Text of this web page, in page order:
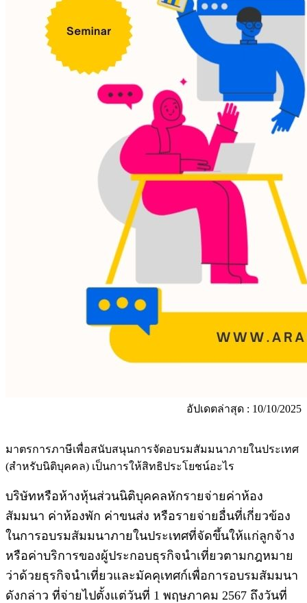
อัปเดตล่าสุด : 10/10/2025
มาตรการภาษีเพื่อสนับสนุนการจัดอบรมสัมมนาภายในประเทศ
(สำหรับนิติบุคคล) เป็นการให้สิทธิประโยชน์อะไร
บริษัทหรือห้างหุ้นส่วนนิติบุคคลหักรายจ่ายค่าห้อง
สัมมนา ค่าห้องพัก ค่าขนส่ง หรือรายจ่ายอื่นที่เกี่ยวข้อง
ในการอบรมสัมมนาภายในประเทศที่จัดขึ้นให้แก่ลูกจ้าง
หรือค่าบริการของผู้ประกอบธุรกิจนำเที่ยวตามกฎหมาย
ว่าด้วยธุรกิจนำเที่ยวและมัคคุเทศก์เพื่อการอบรมสัมมนา
ดังกล่าว ที่จ่ายไปตั้งแต่วันที่ 1 พฤษภาคม 2567 ถึงวันที่